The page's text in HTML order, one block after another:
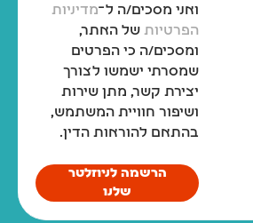
ואני מסכים/ה ל־מדיניות
הפרטיות של האתר,
ומסכים/ה כי הפרטים
שמסרתי ישמשו לצורך
יצירת קשר, מתן שירות
ושיפור חוויית המשתמש,
בהתאם להוראות הדין.
הרשמה לניוזלטר
שלנו